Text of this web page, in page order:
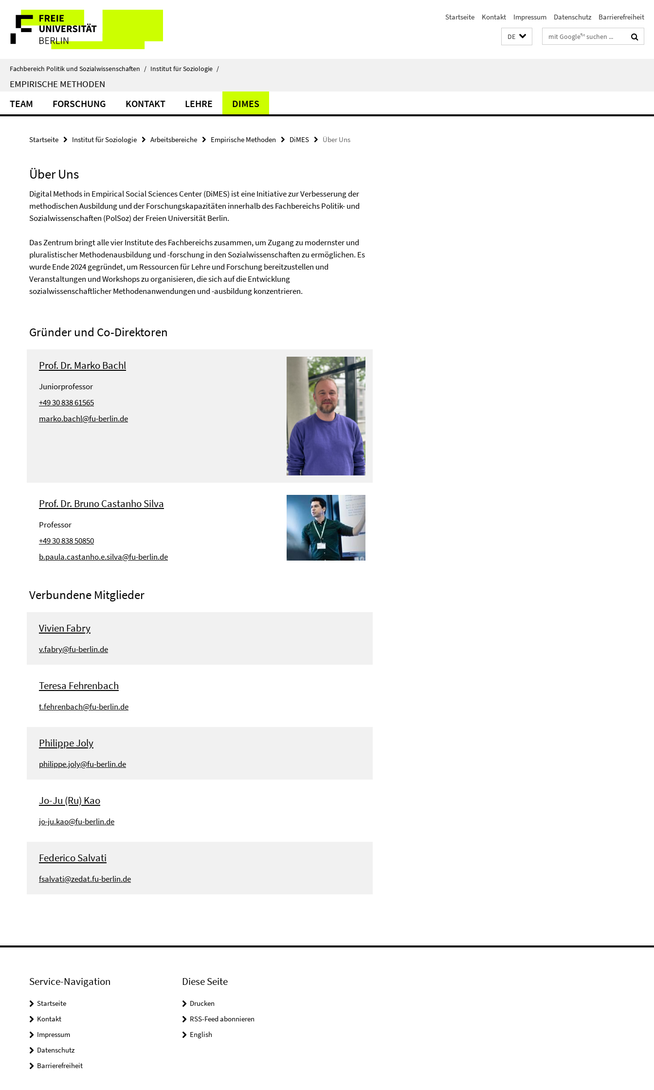
direkt
Inhalt
Service-
Navigation
Startseite Kontakt Impressum Datenschutz Barrierefreiheit
DE Suchbegriffe
Fachbereich Politik und Sozialwissenschaften / Institut für Soziologie /
EMPIRISCHE METHODEN
TEAM FORSCHUNG KONTAKT LEHRE DIMES
Startseite Institut für Soziologie Arbeitsbereiche Empirische Methoden DiMES Über Uns
Über Uns
Digital Methods in Empirical Social Sciences Center (DiMES) ist eine Initiative zur Verbesserung der
methodischen Ausbildung und der Forschungskapazitäten innerhalb des Fachbereichs Politik- und
Sozialwissenschaften (PolSoz) der Freien Universität Berlin.
Das Zentrum bringt alle vier Institute des Fachbereichs zusammen, um Zugang zu modernster und
pluralistischer Methodenausbildung und -forschung in den Sozialwissenschaften zu ermöglichen. Es
wurde Ende 2024 gegründet, um Ressourcen für Lehre und Forschung bereitzustellen und
Veranstaltungen und Workshops zu organisieren, die sich auf die Entwicklung
sozialwissenschaftlicher Methodenanwendungen und -ausbildung konzentrieren.
Gründer und Co-Direktoren
Prof. Dr. Marko Bachl
Juniorprofessor
+49 30 838 61565
marko.bachl@fu-berlin.de
Prof. Dr. Bruno Castanho Silva
Professor
+49 30 838 50850
b.paula.castanho.e.silva@fu-berlin.de
Verbundene Mitglieder
Vivien Fabry
v.fabry@fu-berlin.de
Teresa Fehrenbach
t.fehrenbach@fu-berlin.de
Philippe Joly
philippe.joly@fu-berlin.de
Jo-Ju (Ru) Kao
jo-ju.kao@fu-berlin.de
Federico Salvati
fsalvati@zedat.fu-berlin.de
Service-Navigation
Startseite
Kontakt
Impressum
Datenschutz
Barrierefreiheit
Diese Seite
Drucken
RSS-Feed abonnieren
English